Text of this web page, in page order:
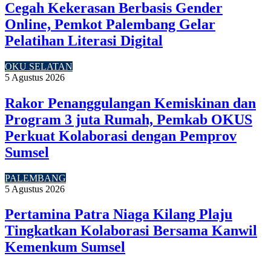
Cegah Kekerasan Berbasis Gender
Online, Pemkot Palembang Gelar
Pelatihan Literasi Digital
OKU SELATAN
5 Agustus 2026
Rakor Penanggulangan Kemiskinan dan
Program 3 juta Rumah, Pemkab OKUS
Perkuat Kolaborasi dengan Pemprov
Sumsel
PALEMBANG
5 Agustus 2026
Pertamina Patra Niaga Kilang Plaju
Tingkatkan Kolaborasi Bersama Kanwil
Kemenkum Sumsel